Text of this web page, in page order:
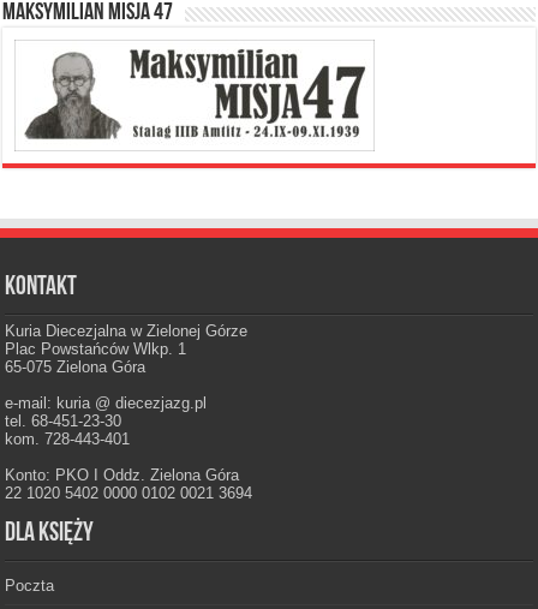
Maksymilian Misja 47
Kontakt
Kuria Diecezjalna w Zielonej Górze
Plac Powstańców Wlkp. 1
65-075 Zielona Góra
e-mail: kuria @ diecezjazg.pl
tel. 68-451-23-30
kom. 728-443-401
Konto: PKO I Oddz. Zielona Góra
22 1020 5402 0000 0102 0021 3694
Dla księży
Poczta